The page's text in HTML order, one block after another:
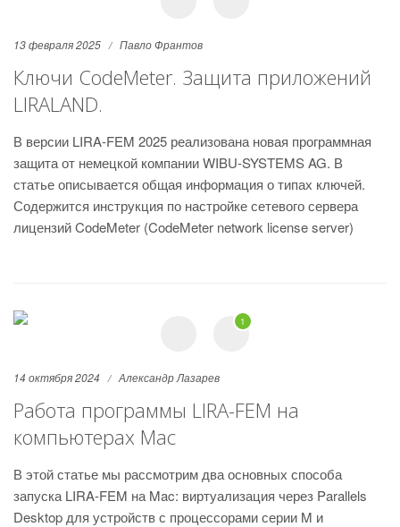
13 февраля 2025 Павло Франтов
Ключи CodeMeter. Защита приложений
LIRALAND.
В версии LIRA-FEM 2025 реализована новая программная
защита от немецкой компании WIBU-SYSTEMS AG. В
статье описывается общая информация о типах ключей.
Содержится инструкция по настройке сетевого сервера
лицензий CodeMeter (CodeMeter network license server)
1
14 октября 2024 Александр Лазарев
Работа программы LIRA-FEM на
компьютерах Mac
В этой статье мы рассмотрим два основных способа
запуска LIRA-FEM на Mac: виртуализация через Parallels
Desktop для устройств с процессорами серии M и